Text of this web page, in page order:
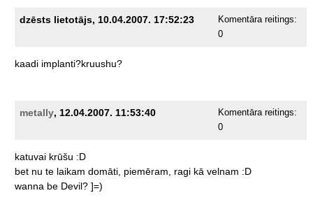
dzēsts lietotājs, 10.04.2007. 17:52:23
Komentāra reitings:
0
kaadi implanti?kruushu?
metally, 12.04.2007. 11:53:40
Komentāra reitings:
0
katuvai krūšu :D
bet nu te laikam domāti, piemēram, ragi kā velnam :D
wanna be Devil? ]=)